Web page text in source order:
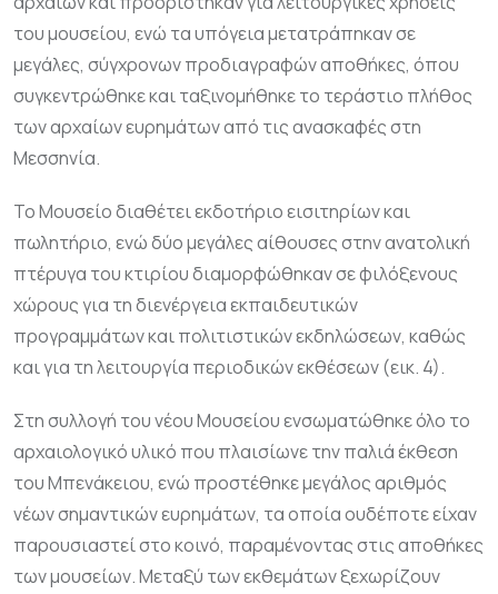
του μουσείου, ενώ τα υπόγεια μετατράπηκαν σε
μεγάλες, σύγχρονων προδιαγραφών αποθήκες, όπου
συγκεντρώθηκε και ταξινομήθηκε το τεράστιο πλήθος
των αρχαίων ευρημάτων από τις ανασκαφές στη
Μεσσηνία.
Το Μουσείο διαθέτει εκδοτήριο εισιτηρίων και
πωλητήριο, ενώ δύο μεγάλες αίθουσες στην ανατολική
πτέρυγα του κτιρίου διαμορφώθηκαν σε φιλόξενους
χώρους για τη διενέργεια εκπαιδευτικών
προγραμμάτων και πολιτιστικών εκδηλώσεων, καθώς
και για τη λειτουργία περιοδικών εκθέσεων (εικ. 4).
Στη συλλογή του νέου Μουσείου ενσωματώθηκε όλο το
αρχαιολογικό υλικό που πλαισίωνε την παλιά έκθεση
του Μπενάκειου, ενώ προστέθηκε μεγάλος αριθμός
νέων σημαντικών ευρημάτων, τα οποία ουδέποτε είχαν
παρουσιαστεί στο κοινό, παραμένοντας στις αποθήκες
των μουσείων. Μεταξύ των εκθεμάτων ξεχωρίζουν